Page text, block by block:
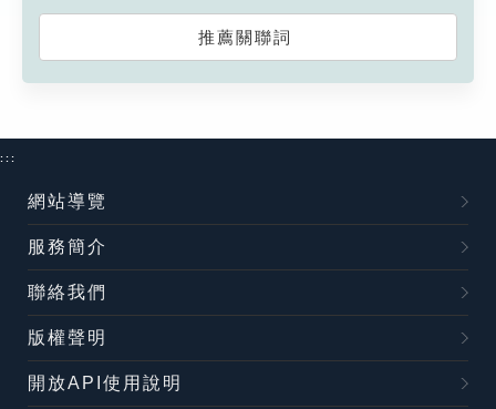
推薦關聯詞
:::
網站導覽
服務簡介
聯絡我們
版權聲明
開放API使用說明